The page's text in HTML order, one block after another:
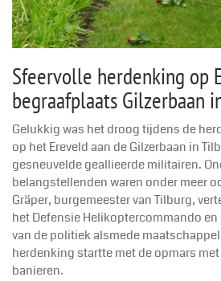
Sfeervolle herdenking op
begraafplaats Gilzerbaan
Gelukkig was het droog tijdens de
op het Ereveld aan de Gilzerbaan in
gesneuvelde geallieerde militairen.
belangstellenden waren onder meer
Gräper, burgemeester van Tilburg,
het Defensie Helikoptercommando
van de politiek alsmede
herdenking startte met de opmars
banieren.